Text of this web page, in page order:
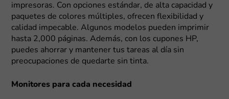
impresoras. Con opciones estándar, de alta capacidad y
paquetes de colores múltiples, ofrecen flexibilidad y
calidad impecable. Algunos modelos pueden imprimir
hasta 2,000 páginas. Además, con los cupones HP,
puedes ahorrar y mantener tus tareas al día sin
preocupaciones de quedarte sin tinta.
Monitores para cada necesidad